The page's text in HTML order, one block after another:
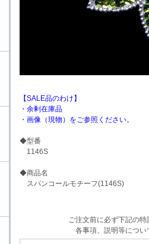
【SALE品のわけ】
・余剰在庫品
・画像（現物）をご参照ください。
◆型番
1146S
◆商品名
スパンコールモチーフ(1146S)
ご注文前に必ず下記の
各事項、説明等につい